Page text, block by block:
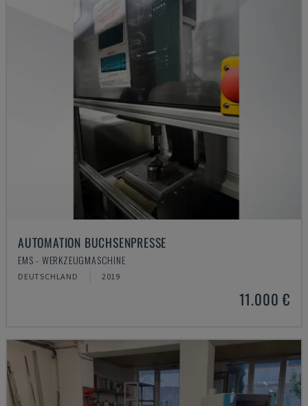
AUTOMATION BUCHSENPRESSE
EMS - WERKZEUGMASCHINE
DEUTSCHLAND 2019
11.000 €